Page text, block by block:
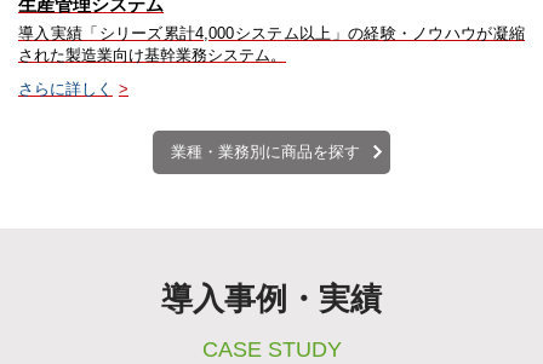
生産管理システム
導入実績「シリーズ累計4,000システム以上」の経験・ノウハウが凝縮
された製造業向け基幹業務システム。
さらに詳しく >
業種・業務別に商品を探す
導入事例・実績
CASE STUDY